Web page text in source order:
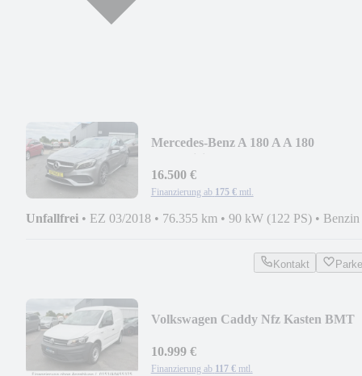
Mercedes-Benz A 180 A A 180
16.500 €
Finanzierung ab 175 € mtl.
Unfallfrei • EZ 03/2018 • 76.355 km • 90 kW (122 PS) • Benzin
Kontakt
Volkswagen Caddy Nfz Kasten BMT
10.999 €
Finanzierung ab 117 € mtl.